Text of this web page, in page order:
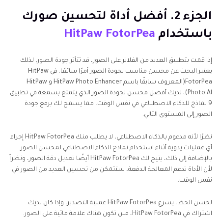
الجزء 2. أفضل أداة لتحسين صورك
باستخدام HitPaw FotorPea
إذا قمت بتطبيق العديد من الفلاتر على الصور، قد تتأثر جودة الصور، لذلك
يعتبر البحث عن محسن مناسب لجودة الصور أمرًا شائعًا. في HitPaw
FotorPea(المعروف سابقًا باسم HitPaw Photo Enhancer و HitPaw
Photo Al)، لديك أفضل محسن لجودة الصور الذي يتمتع بسمعة في تطبيق
9 نماذج للذكاء الاصطناعي في نفس الوقت، مما يسمح لك برفع جودة
الصور إلى المستوى التالي.
نظرًا لأنه مدعوم بالذكاء الاصطناعي، لا يطلب منك HitPaw FotorPea إجراء
أي عمليات يدوية أثناء استخدام نماذج الذكاء الاصطناعي لمحسن الصور.
بالإضافة إلى ذلك، يتيح لك HitPaw FotorPea أيضًا تعديل دقة الصور، ونظراً
لأن الأداة تدعم المعالجة الدفعة، ستتمكن من تحسين العديد من الصور في
نفس الوقت.
لحسن الحظ، يسرع HitPaw FotorPea عملية التصدير، وإذا كان لديك
اشتراك في HitPaw FotorPea، فلن تكون هناك علامة مائية على الصور.